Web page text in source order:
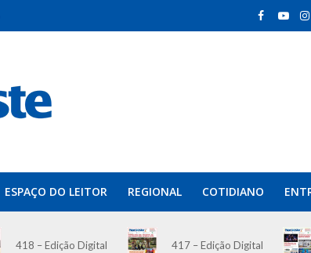
ESPAÇO DO LEITOR REGIONAL COTIDIANO
418 – Edição Digital 417 – Edição Digital